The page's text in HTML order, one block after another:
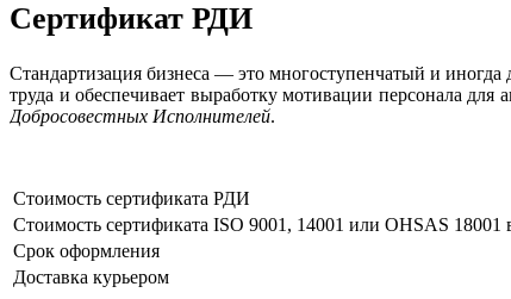
Сертификат РДИ
Стандартизация бизнеса — это многоступенчатый и
труда и обеспечивает выработку мотивации персонала
Добросовестных Исполнителей.
Стоимость сертификата РДИ
Стоимость сертификата ISO 9001, 14001 или OHSAS 18001
Срок оформления
Доставка курьером